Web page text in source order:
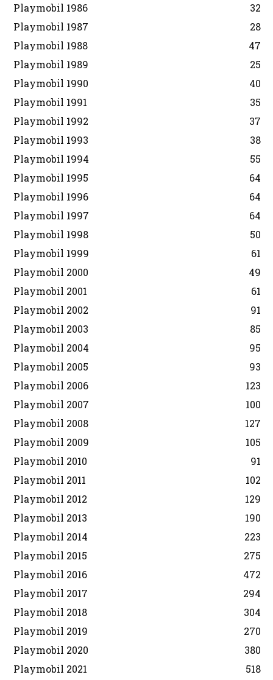
Playmobil 1986
32
Playmobil 1987
28
Playmobil 1988
47
Playmobil 1989
25
Playmobil 1990
40
Playmobil 1991
35
Playmobil 1992
37
Playmobil 1993
38
Playmobil 1994
55
Playmobil 1995
64
Playmobil 1996
64
Playmobil 1997
64
Playmobil 1998
50
Playmobil 1999
61
Playmobil 2000
49
Playmobil 2001
61
Playmobil 2002
91
Playmobil 2003
85
Playmobil 2004
95
Playmobil 2005
93
Playmobil 2006
123
Playmobil 2007
100
Playmobil 2008
127
Playmobil 2009
105
Playmobil 2010
91
Playmobil 2011
102
Playmobil 2012
129
Playmobil 2013
190
Playmobil 2014
223
Playmobil 2015
275
Playmobil 2016
472
Playmobil 2017
294
Playmobil 2018
304
Playmobil 2019
270
Playmobil 2020
380
Playmobil 2021
518